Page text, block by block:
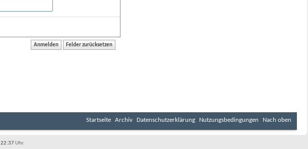
Startseite Archiv Datenschutzerklärung Nutzungsbedingungen Nach oben
22:37Uhr.